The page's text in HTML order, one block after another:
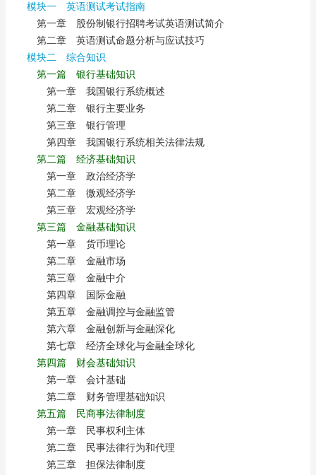
模块一 英语测试考试指南
第一章 股份制银行招聘考试英语测试简介
第二章 英语测试命题分析与应试技巧
模块二 综合知识
第一篇 银行基础知识
第一章 我国银行系统概述
第二章 银行主要业务
第三章 银行管理
第四章 我国银行系统相关法律法规
第二篇 经济基础知识
第一章 政治经济学
第二章 微观经济学
第三章 宏观经济学
第三篇 金融基础知识
第一章 货币理论
第二章 金融市场
第三章 金融中介
第四章 国际金融
第五章 金融调控与金融监管
第六章 金融创新与金融深化
第七章 经济全球化与金融全球化
第四篇 财会基础知识
第一章 会计基础
第二章 财务管理基础知识
第五篇 民商事法律制度
第一章 民事权利主体
第二章 民事法律行为和代理
第三章 担保法律制度